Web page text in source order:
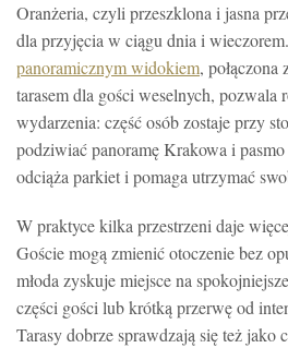
Oranżeria, czyli przeszklona i jasna
dla przyjęcia w ciągu dnia i wieczorem.
panoramicznym widokiem, połączona
tarasem dla gości weselnych, pozwala
wydarzenia: część osób zostaje przy
podziwiać panoramę Krakowa i
odciąża parkiet i pomaga utrzymać
W praktyce kilka przestrzeni daje
Goście mogą zmienić otoczenie bez
młoda zyskuje miejsce na
części gości lub krótką przerwę od
Tarasy dobrze sprawdzają się też jako